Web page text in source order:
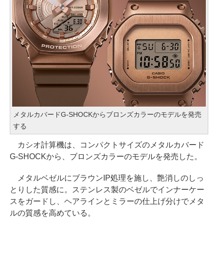
メタルカバードG-SHOCKからブロンズカラーのモデルを発売
する
カシオ計算機は、コンパクトサイズのメタルカバード
G-SHOCKから、ブロンズカラーのモデルを発売した。
メタルベゼルにブラウンIP処理を施し、艶消しのしっ
とりした質感に。ステンレス製のベゼルでインナーケー
スをガードし、ヘアラインとミラーの仕上げ分けでメタ
ルの質感を高めている。